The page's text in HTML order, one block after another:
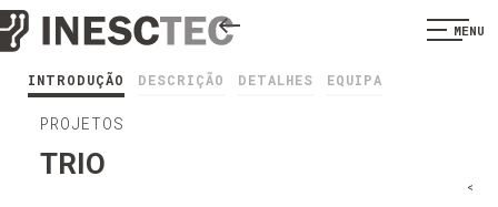
MENU
INTRODUÇÃO DESCRIÇÃO DETALHES EQUIPA
PROJETOS
TRIO
<